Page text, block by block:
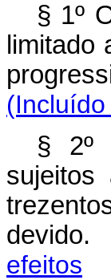
§ 1º
§ 2º
sujeitos
efeitos